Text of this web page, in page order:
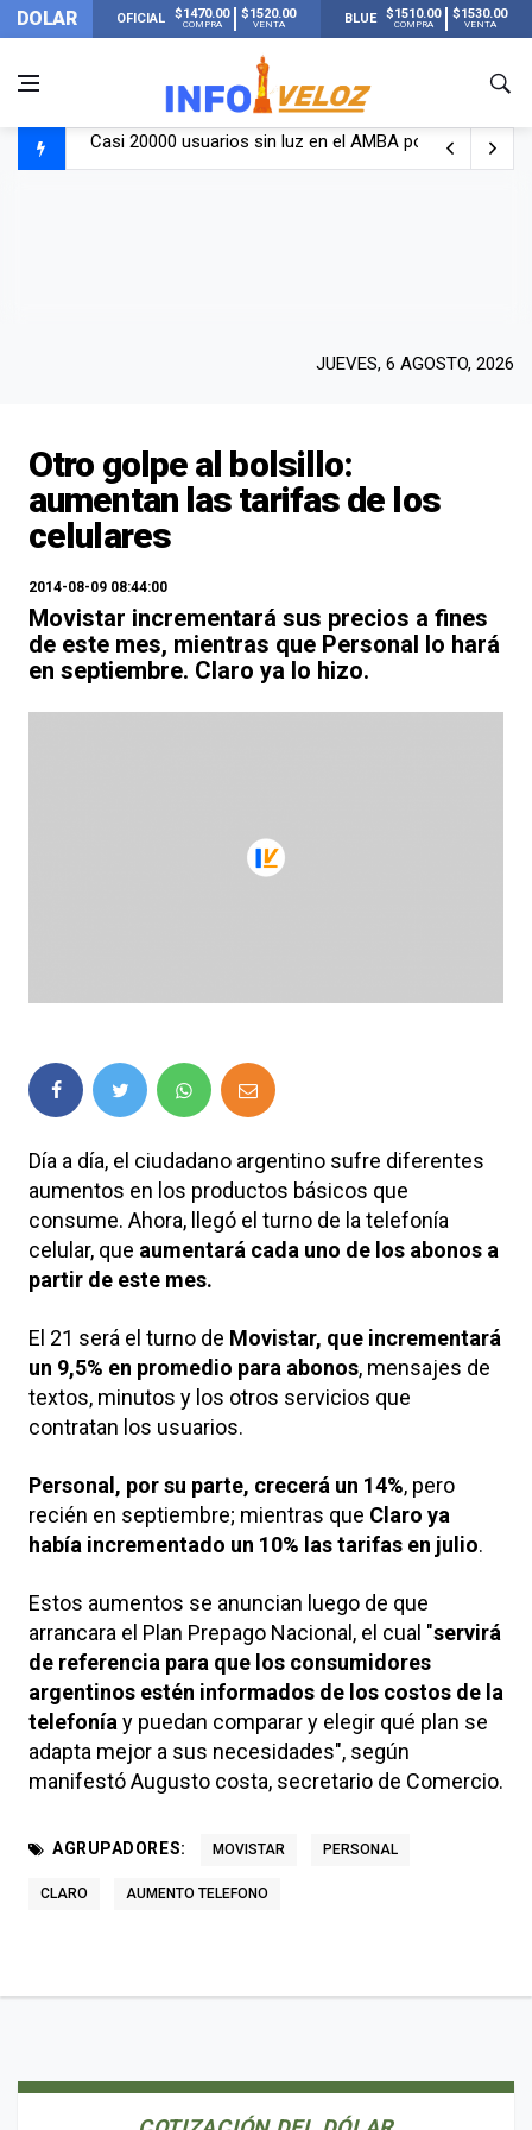
DOLAR OFICIAL $1470.00
COMPRA
$1520.00
VENTA BLUE $1510.00
COMPRA
$1530.00
VENTA
Casi 20000 usuarios sin luz en el AMBA por el temporal
Candela Arizaga rompió el silencio tras el incidente
JUEVES, 6 AGOSTO, 2026
Otro golpe al bolsillo:
aumentan las tarifas de los
celulares
2014-08-09 08:44:00
Movistar incrementará sus precios a fines
de este mes, mientras que Personal lo hará
en septiembre. Claro ya lo hizo.
Día a día, el ciudadano argentino sufre diferentes
aumentos en los productos básicos que
consume. Ahora, llegó el turno de la telefonía
celular, que aumentará cada uno de los abonos a
partir de este mes.
El 21 será el turno de Movistar, que incrementará
un 9,5% en promedio para abonos, mensajes de
textos, minutos y los otros servicios que
contratan los usuarios.
Personal, por su parte, crecerá un 14%, pero
recién en septiembre; mientras que Claro ya
había incrementado un 10% las tarifas en julio.
Estos aumentos se anuncian luego de que
arrancara el Plan Prepago Nacional, el cual "servirá
de referencia para que los consumidores
argentinos estén informados de los costos de la
telefonía y puedan comparar y elegir qué plan se
adapta mejor a sus necesidades", según
manifestó Augusto costa, secretario de Comercio.
AGRUPADORES: MOVISTAR PERSONAL
CLARO AUMENTO TELEFONO